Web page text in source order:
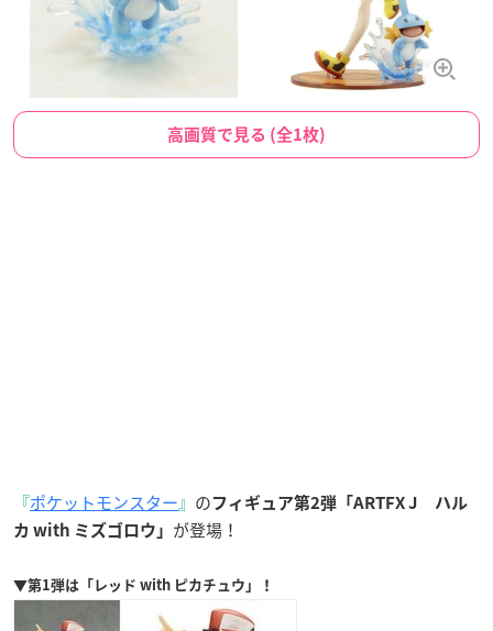
高画質で見る (全1枚)
『ポケットモンスター』 の フィギュア第2弾「ARTFX J ハル
カ with ミズゴロウ」 が登場！
▼第1弾は「レッド with ピカチュウ」！